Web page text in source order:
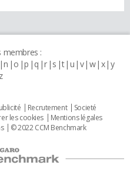
membres :
n o p q r s t u v w x y
z
Recrutement
Societé
les cookies
Mentions légales
© 2022 CCM Benchmark